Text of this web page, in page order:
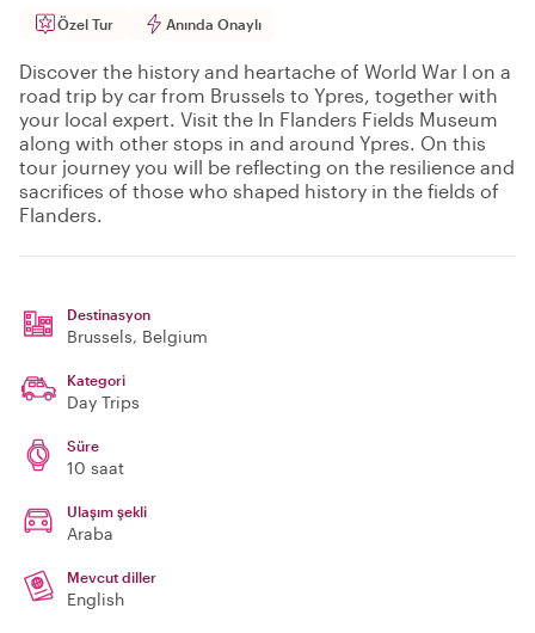
Özel Tur Anında Onaylı
Discover the history and heartache of World War I on a
road trip by car from Brussels to Ypres, together with
your local expert. Visit the In Flanders Fields Museum
along with other stops in and around Ypres. On this
tour journey you will be reflecting on the resilience and
sacrifices of those who shaped history in the fields of
Flanders.
Destinasyon
Brussels, Belgium
Kategori
Day Trips
Süre
10 saat
Ulaşım şekli
Araba
Mevcut diller
English